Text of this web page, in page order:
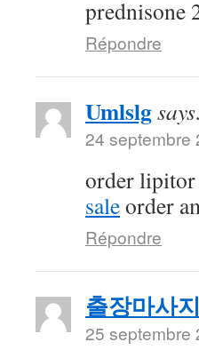
prednisone
Répondre
Umlslg
24 septembre
order lipitor
saleorder
Répondre
출장마사지
25 septembre